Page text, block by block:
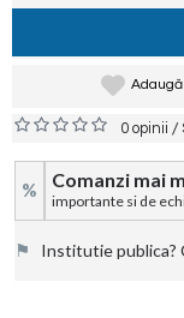
0 opinii /
% Comanzi mai
importante si de
⚑ Institutie publica?